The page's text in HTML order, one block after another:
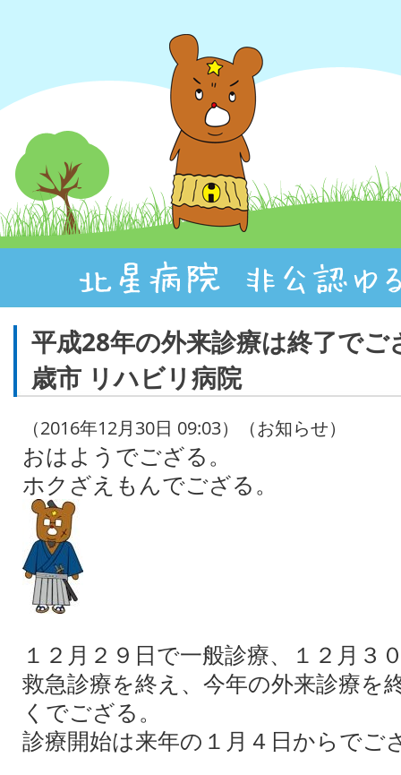
平成28年の外来診療は終了
歳市 リハビリ病院
（2016年12月30日 09:03）（お知らせ）
おはようでござる。
ホクざえもんでござる。
１２月２９日で一般診療、１２月３
救急診療を終え、今年の外来診療を
くでござる。
診療開始は来年の１月４日からでご